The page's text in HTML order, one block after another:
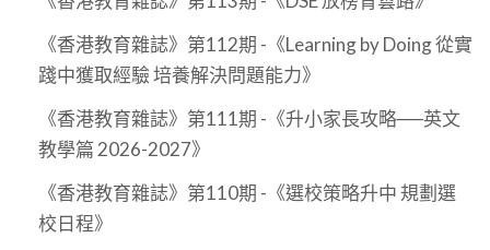
《香港教育雜誌》第112期 -《Learning by Doing 從實
踐中獲取經驗 培養解決問題能力》
《香港教育雜誌》第111期 -《升小家長攻略──英文
教學篇 2026-2027》
《香港教育雜誌》第110期 -《選校策略升中 規劃選
校日程》